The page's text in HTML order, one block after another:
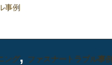
事例
ング, ファスナートラブル事例